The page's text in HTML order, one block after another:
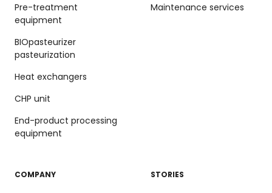
Pre-treatment
equipment
BIOpasteurizer
pasteurization
Heat exchangers
CHP unit
End-product processing
equipment
Maintenance services
COMPANY STORIES